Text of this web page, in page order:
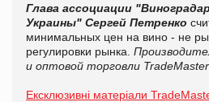
Глава ассоциации
Украины" Сергей Петренко
минимальных цен на вино - не
регулировки рынка.
и оптовой торговли TradeMaster
Ексклюзивні матеріали